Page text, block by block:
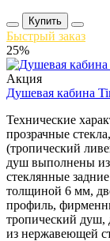
Купить
Быстрый заказ
25%
Акция
Душевая кабина
Технические
прозрачные
(тропический
душ выполнены
стеклянные
толщиной 6 мм,
профиль,
тропический душ,
из нержавеющей